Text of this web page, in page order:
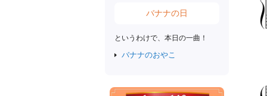
バナナの日
というわけで、本日の一曲！
バナナのおやこ